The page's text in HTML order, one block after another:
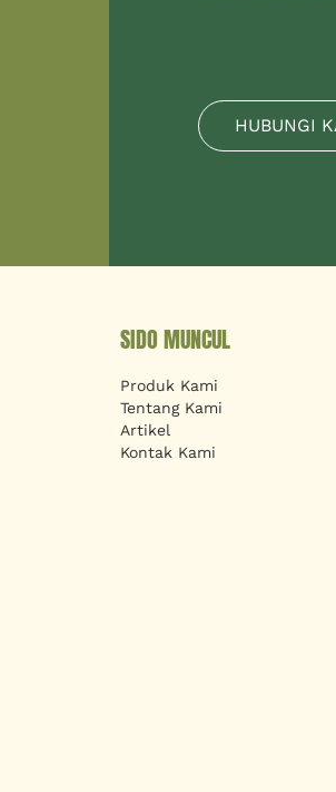
HUBUNGI
SIDO MUNCUL
Produk Kami
Tentang Kami
Artikel
Kontak Kami